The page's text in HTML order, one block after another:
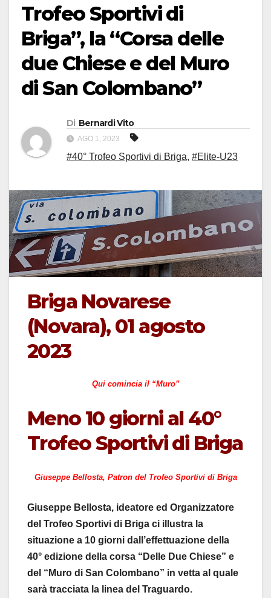
Trofeo Sportivi di
Briga”, la “Corsa delle
due Chiese e del Muro
di San Colombano”
Di Bernardi Vito
AGO 1, 2023
#40° Trofeo Sportivi di Briga, #Elite-U23
Briga Novarese
(Novara), 01 agosto
2023
Qui comincia il “Muro”
Meno 10 giorni al 40°
Trofeo Sportivi di Briga
Giuseppe Bellosta, Patron del Trofeo Sportivi di Briga
Giuseppe Bellosta, ideatore ed Organizzatore
del Trofeo Sportivi di Briga ci illustra la
situazione a 10 giorni dall’effettuazione della
40° edizione della corsa “Delle Due Chiese” e
del “Muro di San Colombano” in vetta al quale
sarà tracciata la linea del Traguardo.